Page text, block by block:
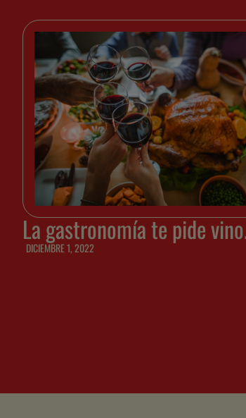
La gastronomía te pide
DICIEMBRE 1, 2022